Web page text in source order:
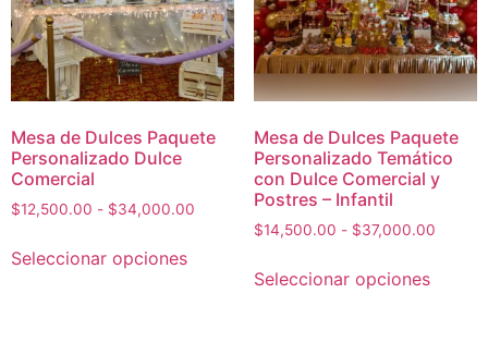
Mesa de Dulces Paquete
Personalizado Dulce
Comercial
$12,500.00 - $34,000.00
Seleccionar opciones
Mesa de Dulces Paquete
Personalizado Temático
con Dulce Comercial y
Postres – Infantil
$14,500.00 - $37,000.00
Seleccionar opciones